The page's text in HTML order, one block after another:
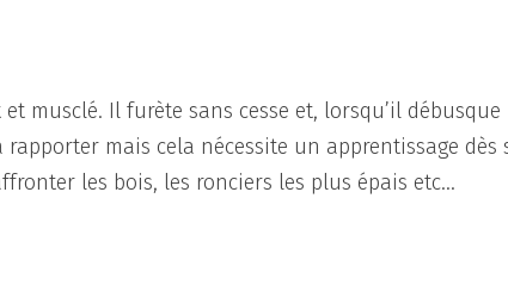
musclé. Il furète sans cesse et, lorsqu’il
mais cela nécessite un apprentissage dès
les bois, les ronciers les plus épais etc…